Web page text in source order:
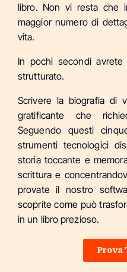
libro. Non vi resta che
maggior numero di
vita.
In pochi secondi
strutturato.
Scrivere la biografia di
gratificante che
Seguendo questi
strumenti tecnologici
storia toccante e
scrittura e
provate il nostro
scoprite come può
in un libro prezioso.
Prova